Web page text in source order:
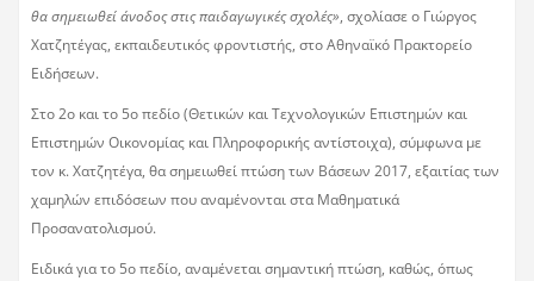
θα σημειωθεί άνοδος στις παιδαγωγικές σχολές», σχολίασε ο Γιώργος
Χατζητέγας, εκπαιδευτικός φροντιστής, στο Αθηναϊκό Πρακτορείο
Ειδήσεων.
Στο 2ο και το 5ο πεδίο (Θετικών και Τεχνολογικών Επιστημών και
Επιστημών Οικονομίας και Πληροφορικής αντίστοιχα), σύμφωνα με
τον κ. Χατζητέγα, θα σημειωθεί πτώση των Βάσεων 2017, εξαιτίας των
χαμηλών επιδόσεων που αναμένονται στα Μαθηματικά
Προσανατολισμού.
Ειδικά για το 5ο πεδίο, αναμένεται σημαντική πτώση, καθώς, όπως